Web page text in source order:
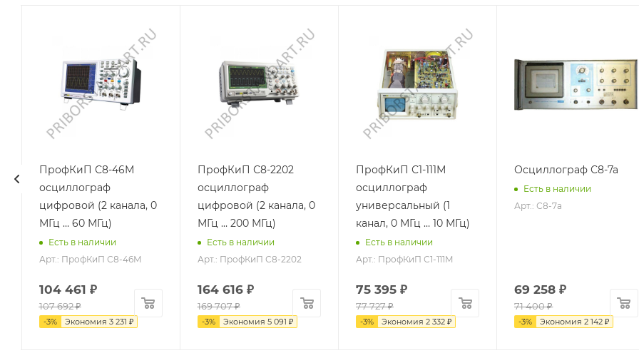
ПрофКиП С8-46М
осциллограф
цифровой (2 канала, 0
МГц … 60 МГц)
Есть в наличии
Арт.: ПрофКиП С8-46М
104 461 ₽
107 692₽
-3% Экономия 3 231 ₽
ПрофКиП С8-2202
осциллограф
цифровой (2 канала, 0
МГц … 200 МГц)
Есть в наличии
Арт.: ПрофКиП С8-2202
164 616₽
169 707₽
-3% Экономия 5 091 ₽
ПрофКиП С1-111М
осциллограф
универсальный (1
канал, 0 МГц … 10 МГц)
Есть в наличии
Арт.: ПрофКиП С1-111М
75 395 ₽
77 727₽
-3% Экономия 2 332 ₽
Осциллограф С8-7а
Есть в наличии
Арт.: С8-7а
69 258 ₽
71 400₽
-3% Экономия 2 142 ₽